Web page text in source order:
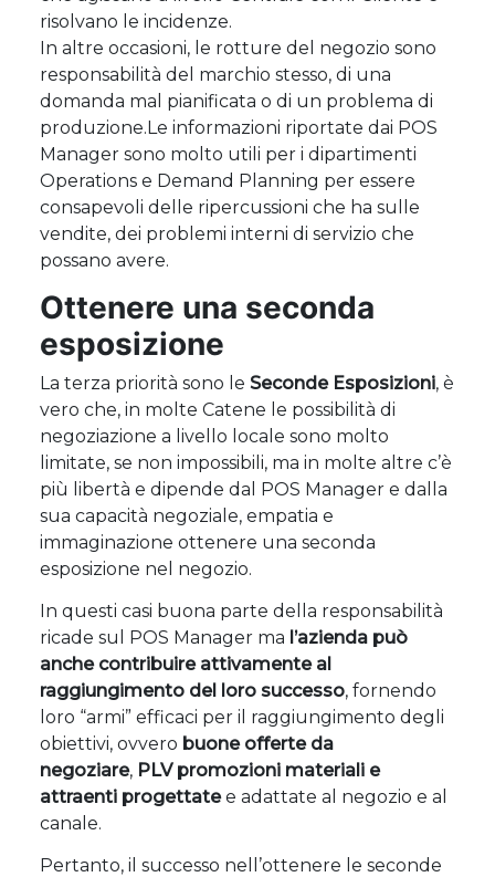
risolvano le incidenze.
In altre occasioni, le rotture del negozio sono
responsabilità del marchio stesso, di una
domanda mal pianificata o di un problema di
produzione.Le informazioni riportate dai POS
Manager sono molto utili per i dipartimenti
Operations e Demand Planning per essere
consapevoli delle ripercussioni che ha sulle
vendite, dei problemi interni di servizio che
possano avere.
Ottenere una seconda
esposizione
La terza priorità sono le Seconde Esposizioni, è
vero che, in molte Catene le possibilità di
negoziazione a livello locale sono molto
limitate, se non impossibili, ma in molte altre c’è
più libertà e dipende dal POS Manager e dalla
sua capacità negoziale, empatia e
immaginazione ottenere una seconda
esposizione nel negozio.
In questi casi buona parte della responsabilità
ricade sul POS Manager ma l’azienda può
anche contribuire attivamente al
raggiungimento del loro successo, fornendo
loro “armi” efficaci per il raggiungimento degli
obiettivi, ovvero buone offerte da
negoziare, PLV promozioni materiali e
attraenti progettatee adattate al negozio e al
canale.
Pertanto, il successo nell’ottenere le seconde